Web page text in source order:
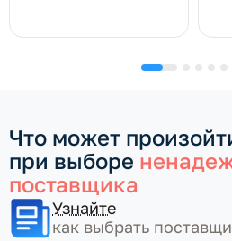
Что может
при выборе
поставщика
Узнайте
как выбрать